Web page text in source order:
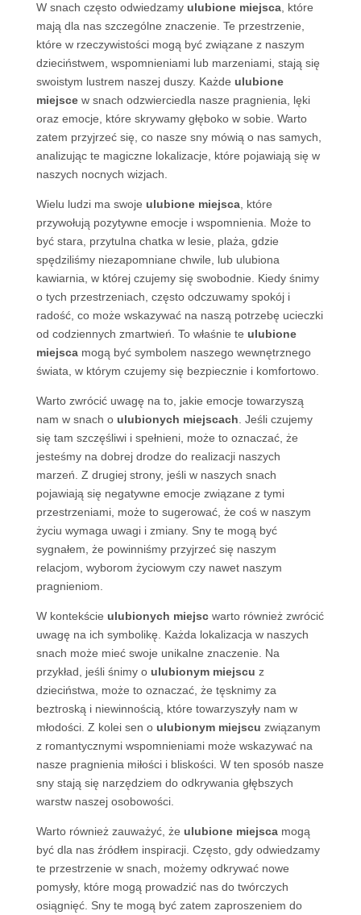
W snach często odwiedzamy ulubione miejsca, które
mają dla nas szczególne znaczenie. Te przestrzenie,
które w rzeczywistości mogą być związane z naszym
dzieciństwem, wspomnieniami lub marzeniami, stają się
swoistym lustrem naszej duszy. Każde ulubione
miejscew snach odzwierciedla nasze pragnienia, lęki
oraz emocje, które skrywamy głęboko w sobie. Warto
zatem przyjrzeć się, co nasze sny mówią o nas samych,
analizując te magiczne lokalizacje, które pojawiają się w
naszych nocnych wizjach.
Wielu ludzi ma swoje ulubione miejsca, które
przywołują pozytywne emocje i wspomnienia. Może to
być stara, przytulna chatka w lesie, plaża, gdzie
spędziliśmy niezapomniane chwile, lub ulubiona
kawiarnia, w której czujemy się swobodnie. Kiedy śnimy
o tych przestrzeniach, często odczuwamy spokój i
radość, co może wskazywać na naszą potrzebę ucieczki
od codziennych zmartwień. To właśnie te ulubione
miejscamogą być symbolem naszego wewnętrznego
świata, w którym czujemy się bezpiecznie i komfortowo.
Warto zwrócić uwagę na to, jakie emocje towarzyszą
nam w snach o ulubionych miejscach . Jeśli czujemy
się tam szczęśliwi i spełnieni, może to oznaczać, że
jesteśmy na dobrej drodze do realizacji naszych
marzeń. Z drugiej strony, jeśli w naszych snach
pojawiają się negatywne emocje związane z tymi
przestrzeniami, może to sugerować, że coś w naszym
życiu wymaga uwagi i zmiany. Sny te mogą być
sygnałem, że powinniśmy przyjrzeć się naszym
relacjom, wyborom życiowym czy nawet naszym
pragnieniom.
W kontekście ulubionych miejscwarto również zwrócić
uwagę na ich symbolikę. Każda lokalizacja w naszych
snach może mieć swoje unikalne znaczenie. Na
przykład, jeśli śnimy o ulubionym miejscu z
dzieciństwa, może to oznaczać, że tęsknimy za
beztroską i niewinnością, które towarzyszyły nam w
młodości. Z kolei sen o ulubionym miejscu związanym
z romantycznymi wspomnieniami może wskazywać na
nasze pragnienia miłości i bliskości. W ten sposób nasze
sny stają się narzędziem do odkrywania głębszych
warstw naszej osobowości.
Warto również zauważyć, że ulubione miejscamogą
być dla nas źródłem inspiracji. Często, gdy odwiedzamy
te przestrzenie w snach, możemy odkrywać nowe
pomysły, które mogą prowadzić nas do twórczych
osiągnięć. Sny te mogą być zatem zaproszeniem do